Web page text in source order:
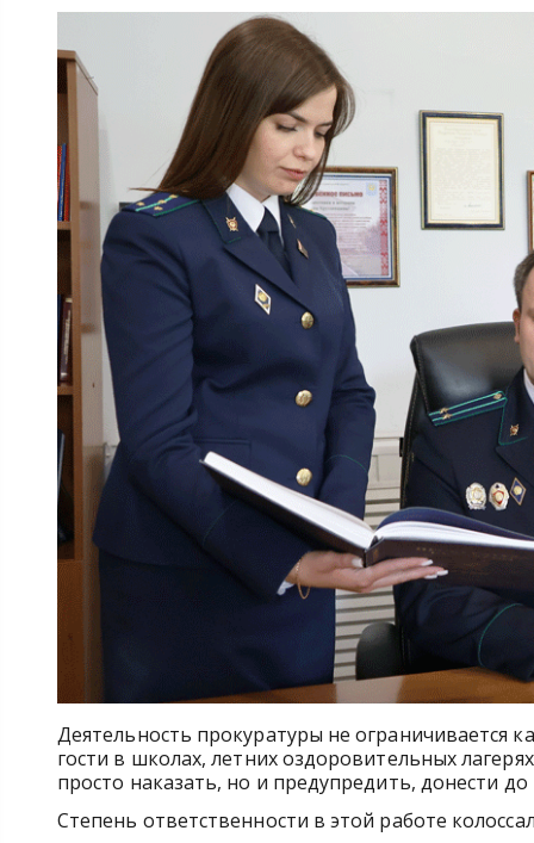
Деятельность прокуратуры не ограничивается
гости в школах, летних оздоровительных
просто наказать, но и предупредить, донести
Степень ответственности в этой работе